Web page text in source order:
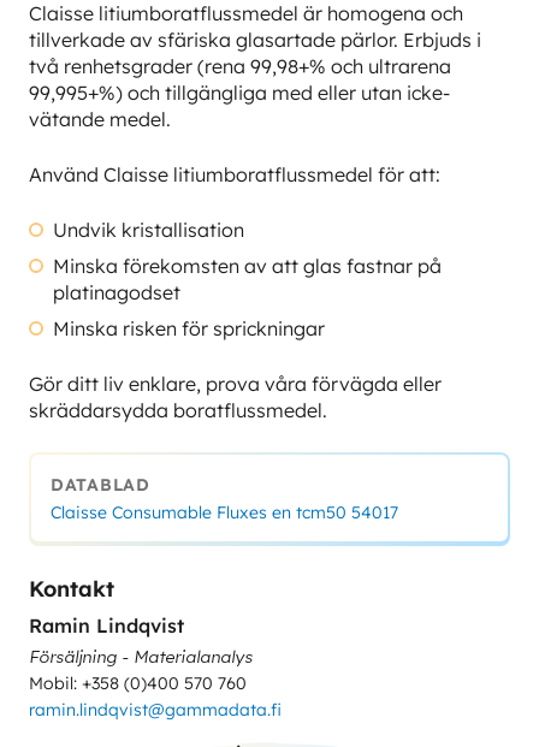
Claisse litiumboratflussmedel är homogena och
tillverkade av sfäriska glasartade pärlor. Erbjuds i
två renhetsgrader (rena 99,98+% och ultrarena
99,995+%) och tillgängliga med eller utan icke-
vätande medel.
Använd Claisse litiumboratflussmedel för att:
Undvik kristallisation
Minska förekomsten av att glas fastnar på
platinagodset
Minska risken för sprickningar
Gör ditt liv enklare, prova våra förvägda eller
skräddarsydda boratflussmedel.
DATABLAD
Claisse Consumable Fluxes en tcm50 54017
Kontakt
Ramin Lindqvist
Försäljning - Materialanalys
Mobil: +358 (0)400 570 760
ramin.lindqvist@gammadata.fi